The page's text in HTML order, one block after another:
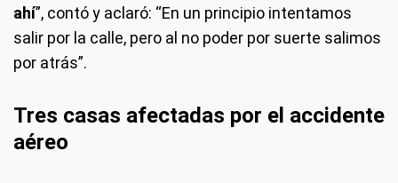
ahí”, contó y aclaró: “En un principio intentamos
salir por la calle, pero al no poder por suerte salimos
por atrás”.
Tres casas afectadas por el accidente
aéreo